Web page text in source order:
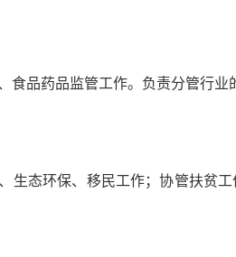
品药品监管工作。负责分管行业
态环保、移民工作；协管扶贫